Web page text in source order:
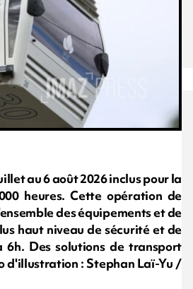
au 6 août 2026 inclus pour la
heures. Cette opération de
des équipements et de
haut niveau de sécurité et de
Des solutions de transport
d'illustration : Stephan Laï-Yu /